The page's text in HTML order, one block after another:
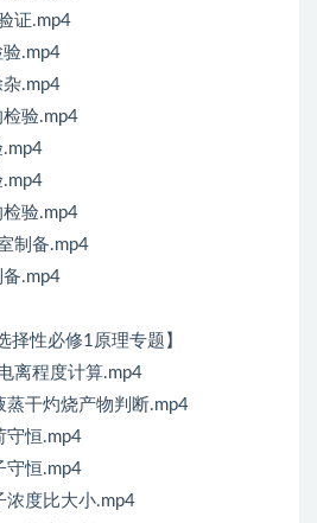
证.mp4
验.mp4
杂.mp4
检验.mp4
.mp4
.mp4
检验.mp4
制备.mp4
备.mp4
性必修1原理专题】
离程度计算.mp4
蒸干灼烧产物判断.mp4
守恒.mp4
守恒.mp4
浓度比大小.mp4